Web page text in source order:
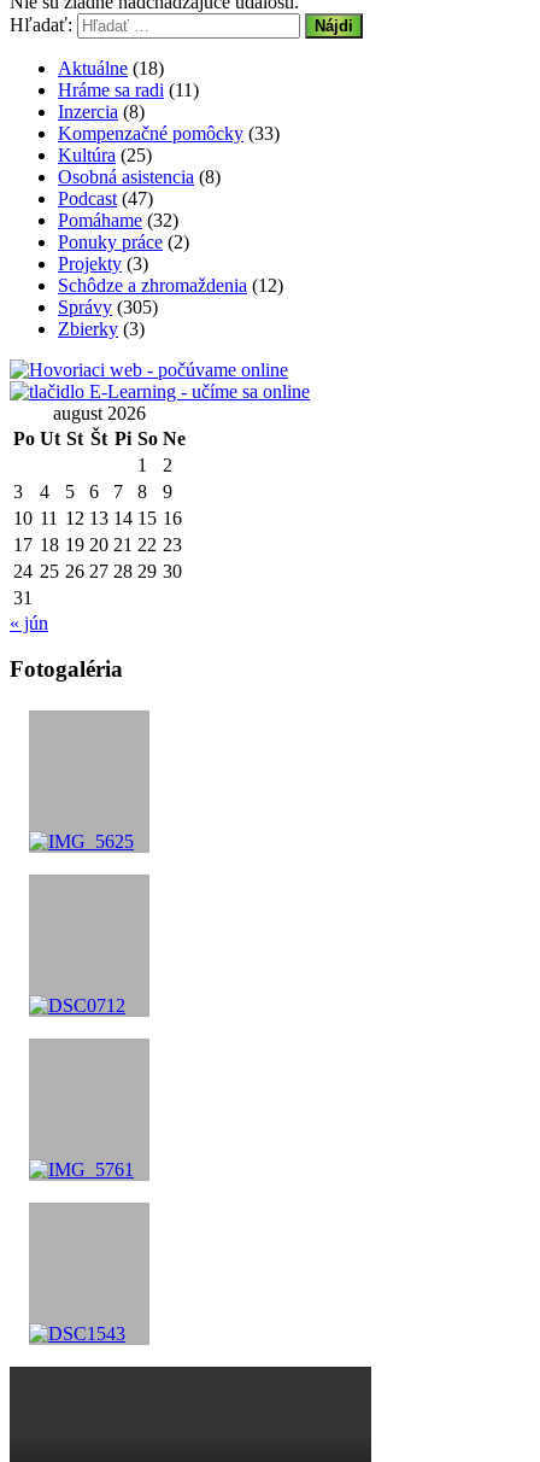
Hľadať:
Aktuálne (18)
Hráme sa radi (11)
Inzercia (8)
Kompenzačné pomôcky (33)
Kultúra (25)
Osobná asistencia (8)
Podcast (47)
Pomáhame (32)
Ponuky práce (2)
Projekty (3)
Schôdze a zhromaždenia (12)
Správy (305)
Zbierky (3)
august 2026
Po Ut St Št Pi So Ne
1
2
3
4 5 6 7 8
9
10 11 12 13 14 15 16
17 18 19 20 21 22 23
24 25 26 27 28 29 30
31
« jún
Fotogaléria